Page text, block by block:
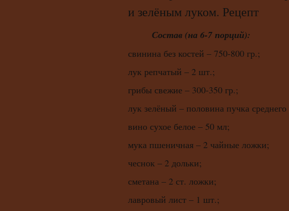
и зелёным луком. Рецепт
Состав (на 6-7 порций):
свинина без костей – 750-800 гр.;
лук репчатый – 2 шт.;
грибы свежие – 300-350 гр.;
лук зелёный – половина пучка среднего
вино сухое белое – 50 мл;
мука пшеничная – 2 чайные ложки;
чеснок – 2 дольки;
сметана – 2 ст. ложки;
лавровый лист – 1 шт.;